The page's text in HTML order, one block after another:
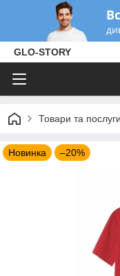
GLO-STORY
Товари та послуги
Новинка –20%